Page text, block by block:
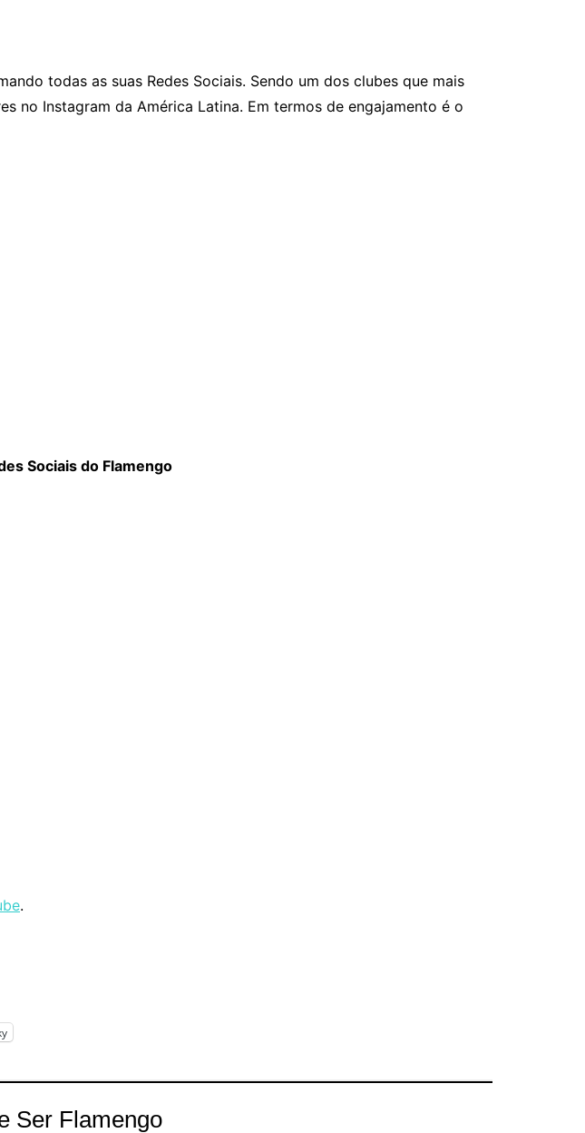
todas as suas Redes Sociais. Sendo um dos clubes que mais
no Instagram da América Latina. Em termos de engajamento é o
Sociais do Flamengo
.
Ser Flamengo